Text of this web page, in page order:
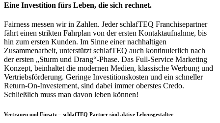
Eine Investition fürs Leben, die sich rechnet.
Fairness messen wir in Zahlen. Jeder schlafTEQ Franchisepartner
fährt einen strikten Fahrplan von der ersten Kontaktaufnahme, bis
hin zum ersten Kunden. Im Sinne einer nachhaltigen
Zusammenarbeit, unterstützt schlafTEQ auch kontinuierlich nach
der ersten „Sturm und Drang“-Phase. Das Full-Service Marketing
Konzept, beinhaltet die modernen Medien, klassische Werbung und
Vertriebsförderung. Geringe Investitionskosten und ein schneller
Return-On-Investement, sind dabei immer oberstes Credo.
Schließlich muss man davon leben können!
Vertrauen und Einsatz – schlafTEQ Partner sind aktive Lebensgestalter